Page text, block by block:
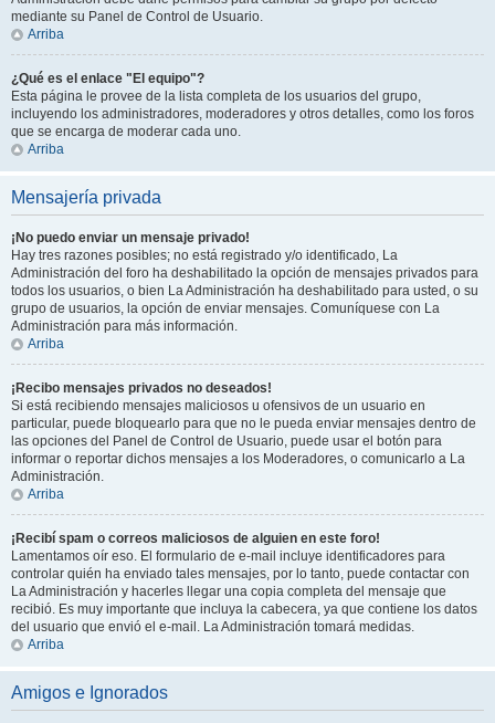
mediante su Panel de Control de Usuario.
Arriba
¿Qué es el enlace "El equipo"?
Esta página le provee de la lista completa de los usuarios del grupo,
incluyendo los administradores, moderadores y otros detalles, como los foros
que se encarga de moderar cada uno.
Arriba
Mensajería privada
¡No puedo enviar un mensaje privado!
Hay tres razones posibles; no está registrado y/o identificado, La
Administración del foro ha deshabilitado la opción de mensajes privados para
todos los usuarios, o bien La Administración ha deshabilitado para usted, o su
grupo de usuarios, la opción de enviar mensajes. Comuníquese con La
Administración para más información.
Arriba
¡Recibo mensajes privados no deseados!
Si está recibiendo mensajes maliciosos u ofensivos de un usuario en
particular, puede bloquearlo para que no le pueda enviar mensajes dentro de
las opciones del Panel de Control de Usuario, puede usar el botón para
informar o reportar dichos mensajes a los Moderadores, o comunicarlo a La
Administración.
Arriba
¡Recibí spam o correos maliciosos de alguien en este foro!
Lamentamos oír eso. El formulario de e-mail incluye identificadores para
controlar quién ha enviado tales mensajes, por lo tanto, puede contactar con
La Administración y hacerles llegar una copia completa del mensaje que
recibió. Es muy importante que incluya la cabecera, ya que contiene los datos
del usuario que envió el e-mail. La Administración tomará medidas.
Arriba
Amigos e Ignorados